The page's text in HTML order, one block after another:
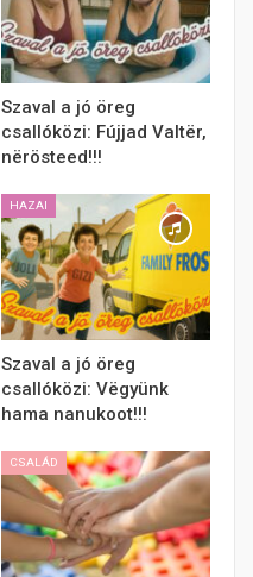
Szaval a jó öreg
csallóközi: Fújjad Valtër,
nërösteed!!!
HAZAI
Szaval a jó öreg
csallóközi: Vëgyünk
hama nanukoot!!!
CSALÁD